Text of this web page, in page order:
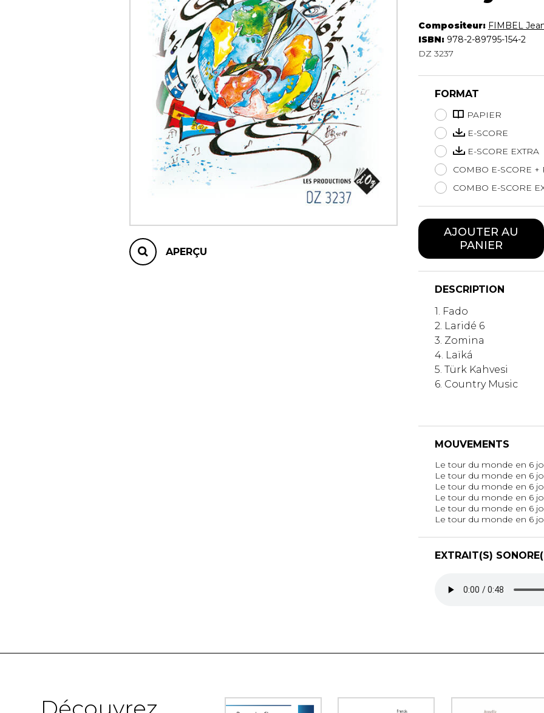
Luth
Mandoline
Orgue
Saxophone
Trombone
Trompette
Tuba
Ukulélé
Violon
Violoncelle
APERÇU
Compositeur: FIMBEL
ISBN: 978-2-89795-154-2
DZ 3237
FORMAT
PAPIER
E-SCORE
E-SCORE EXTRA
COMBO E-SCORE +
COMBO E-SCORE
AJOUTER AU
PANIER
DESCRIPTION
1. Fado
2. Laridé 6
3. Zomina
4. Laïká
5. Türk Kahvesi
6. Country Music
MOUVEMENTS
Le tour du monde en 6
Le tour du monde en 6
Le tour du monde en 6
Le tour du monde en 6
Le tour du monde en 6
Le tour du monde en 6
EXTRAIT(S)